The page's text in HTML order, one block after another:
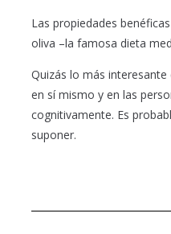
Las propiedades
oliva –la famosa dieta
Quizás lo más
en sí mismo y en las
cognitivamente. Es
suponer.